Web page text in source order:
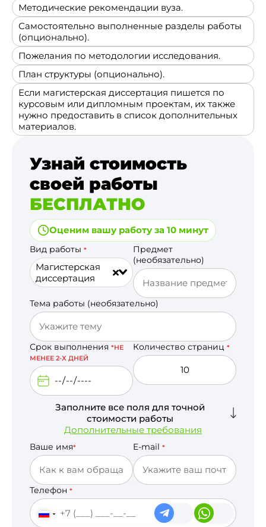
Методические рекомендации вуза.
Самостоятельно выполненные разделы работы
(опционально).
Пожелания по методологии исследования.
План структуры (опционально).
Если магистерская диссертация пишется по
курсовым или дипломным проектам, их также
нужно предоставить в список дополнительных
материалов.
Узнай стоимость
своей работы
БЕСПЛАТНО
Оценим вашу работу за 10 минут
Вид работы *
Магистерская
диссертация
Предмет
(необязательно)
Тема работы (необязательно)
Срок выполнения *НЕ
МЕНЕЕ 2-Х ДНЕЙ
Количество страниц *
Заполните все поля для точной
стоимости работы
Дополнительные требования
Ваше имя* E-mail *
Телефон *